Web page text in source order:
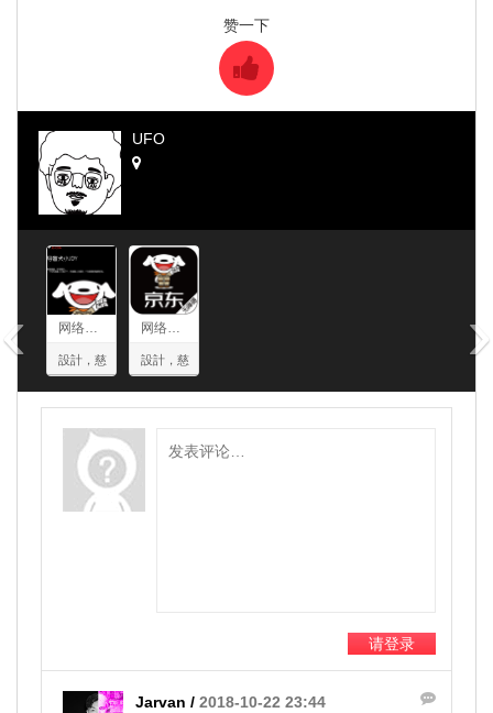
赞一下
UFO
設計，慈
善，网络
盲道，
APP
設計，慈
善，网络
盲道，
‹ ›
请登录
Jarvan /2018-10-22 23:44